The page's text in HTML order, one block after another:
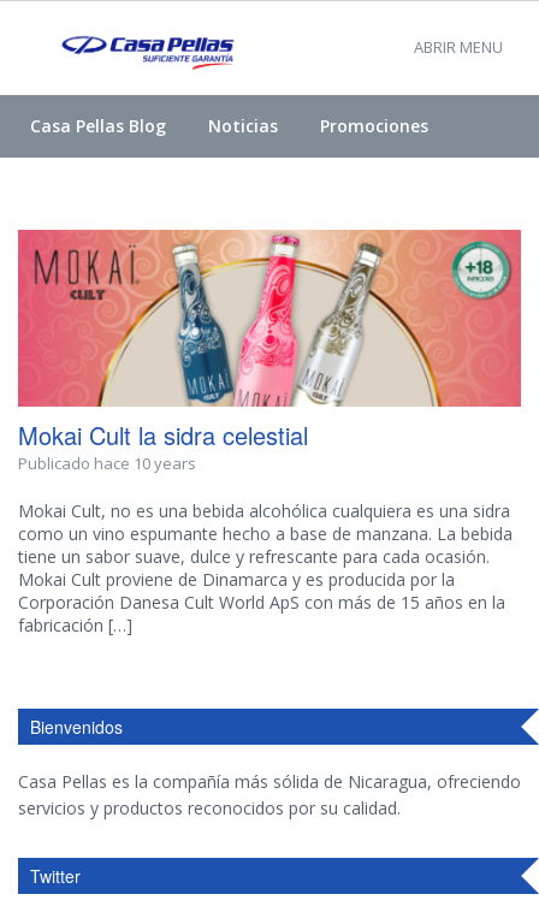
ABRIR MENU
Casa Pellas Blog Noticias Promociones
Mokai Cult la sidra celestial
Publicado hace 10 years
Mokai Cult, no es una bebida alcohólica cualquiera es una sidra
como un vino espumante hecho a base de manzana. La bebida
tiene un sabor suave, dulce y refrescante para cada ocasión.
Mokai Cult proviene de Dinamarca y es producida por la
Corporación Danesa Cult World ApS con más de 15 años en la
fabricación […]
Bienvenidos
Casa Pellas es la compañía más sólida de Nicaragua, ofreciendo
servicios y productos reconocidos por su calidad.
Twitter